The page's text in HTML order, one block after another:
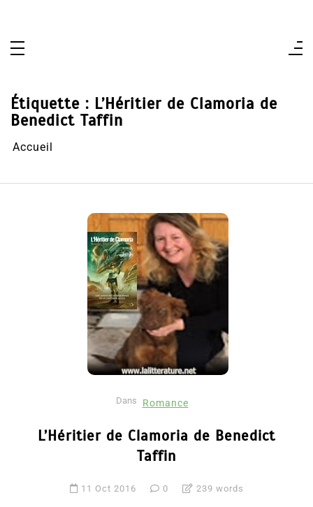
Étiquette : L’Héritier de Clamoria de
Benedict Taffin
Accueil
Dans Romance
L’Héritier de Clamoria de Benedict
Taffin
11 Oct 2016 0 239 words